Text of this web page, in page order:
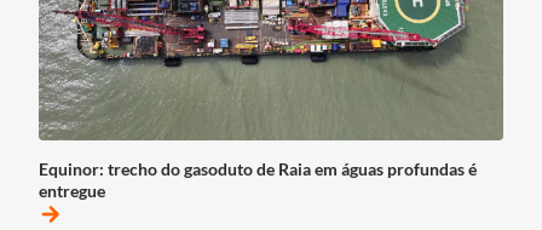
Equinor: trecho do gasoduto de Raia em águas profundas é
entregue
arrow_forward